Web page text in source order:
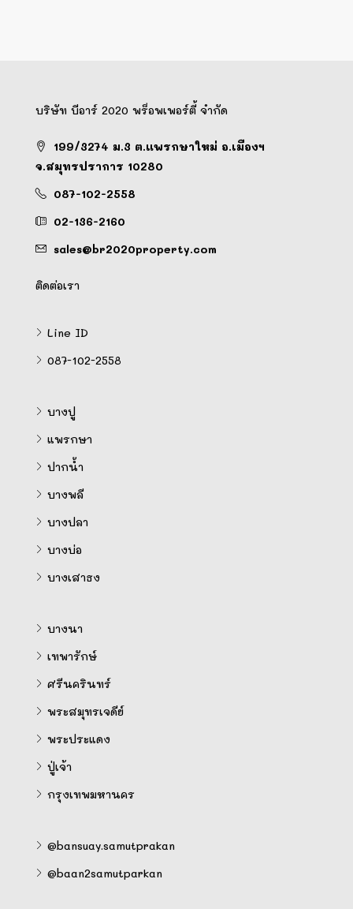
บริษัท บีอาร์ 2020 พร็อพเพอร์ตี้ จำกัด
199/3274 ม.3 ต.แพรกษาใหม่ อ.เมืองฯ
จ.สมุทรปราการ 10280
087-102-2558
02-136-2160
sales@br2020property.com
ติดต่อเรา
Line ID
087-102-2558
บางปู
แพรกษา
ปากน้ำ
บางพลี
บางปลา
บางบ่อ
บางเสาธง
บางนา
เทพารักษ์
ศรีนครินทร์
พระสมุทรเจดีย์
พระประแดง
ปู่เจ้า
กรุงเทพมหานคร
@bansuay.samutprakan
@baan2samutparkan